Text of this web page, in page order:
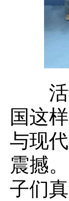
活动
国这
与现
震撼
子们